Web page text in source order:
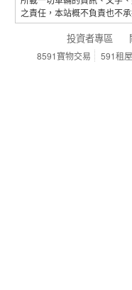
之責任，本站概不負責也不
投資者專區
8591寶物交易 591租屋